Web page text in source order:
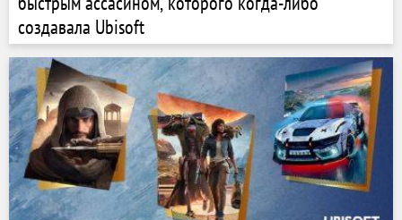
создавала Ubisoft